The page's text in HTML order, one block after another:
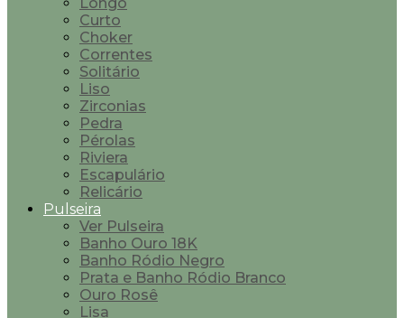
Curto
Choker
Correntes
Solitário
Liso
Zirconias
Pedra
Pérolas
Riviera
Escapulário
Relicário
Pulseira
Ver Pulseira
Banho Ouro 18K
Banho Ródio Negro
Prata e Banho Ródio Branco
Ouro Rosê
Lisa